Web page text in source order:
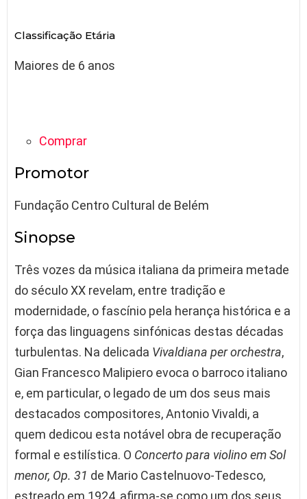
Classificação Etária
Maiores de 6 anos
Comprar
Promotor
Fundação Centro Cultural de Belém
Sinopse
Três vozes da música italiana da primeira metade
do século XX revelam, entre tradição e
modernidade, o fascínio pela herança histórica e a
força das linguagens sinfónicas destas décadas
turbulentas. Na delicada Vivaldiana per orchestra,
Gian Francesco Malipiero evoca o barroco italiano
e, em particular, o legado de um dos seus mais
destacados compositores, Antonio Vivaldi, a
quem dedicou esta notável obra de recuperação
formal e estilística. O Concerto para violino em Sol
menor, Op. 31 de Mario Castelnuovo-Tedesco,
estreado em 1924, afirma-se como um dos seus